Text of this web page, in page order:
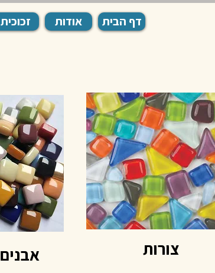
דף הבית אודות זכוכית
אבנים 12X12 צורות